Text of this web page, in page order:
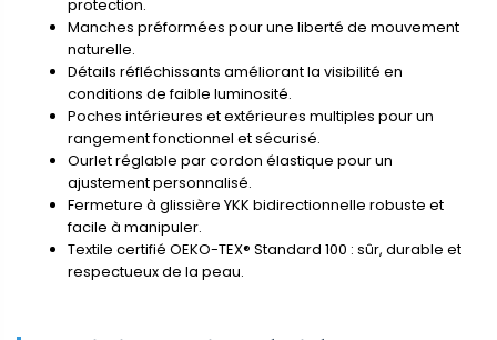
protection.
Manches préformées pour une liberté de mouvement
naturelle.
Détails réfléchissants améliorant la visibilité en
conditions de faible luminosité.
Poches intérieures et extérieures multiples pour un
rangement fonctionnel et sécurisé.
Ourlet réglable par cordon élastique pour un
ajustement personnalisé.
Fermeture à glissière YKK bidirectionnelle robuste et
facile à manipuler.
Textile certifié OEKO-TEX® Standard 100 : sûr, durable et
respectueux de la peau.